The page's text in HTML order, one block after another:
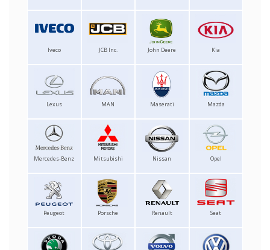
Iveco JCB Inc. John Deere Kia
Lexus MAN Maserati Mazda
Mercedes-Benz Mitsubishi Nissan Opel
Peugeot Porsche Renault Seat